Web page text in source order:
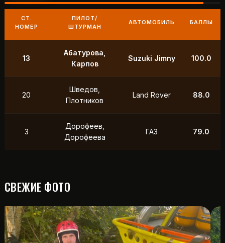
СТ.
НОМЕР
ПИЛОТ/
ШТУРМАН
АВТОМОБИЛЬ БАЛЛЫ
9 Маслов, Ходько УАЗ 250.0
Петухов
Фердман